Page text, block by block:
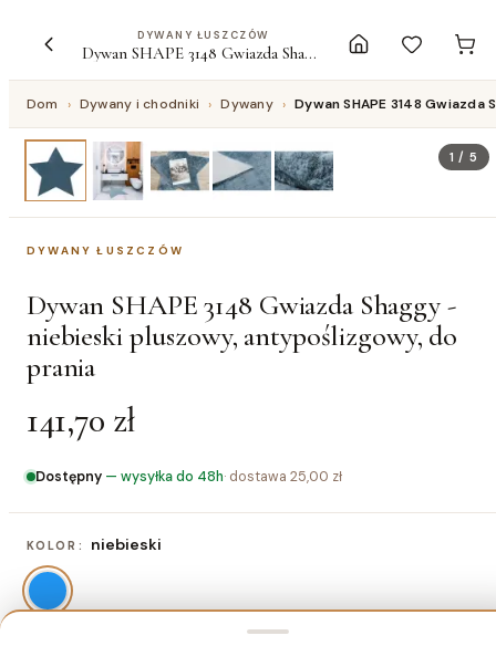
DYWANY ŁUSZCZÓW
Dywan SHAPE 3148 Gwiazda Shaggy - niebieski pluszowy, antypoślizgowy, do prania
Dom › Dywany i chodniki › Dywany › Dywan SHAPE 3148
1 /5
DYWANY ŁUSZCZÓW
Dywan SHAPE 3148 Gwiazda Shaggy -
niebieski pluszowy, antypoślizgowy, do
prania
141,70 zł
Dostępny — wysyłka do 48h· dostawa 25,00 zł
KOLOR: niebieski